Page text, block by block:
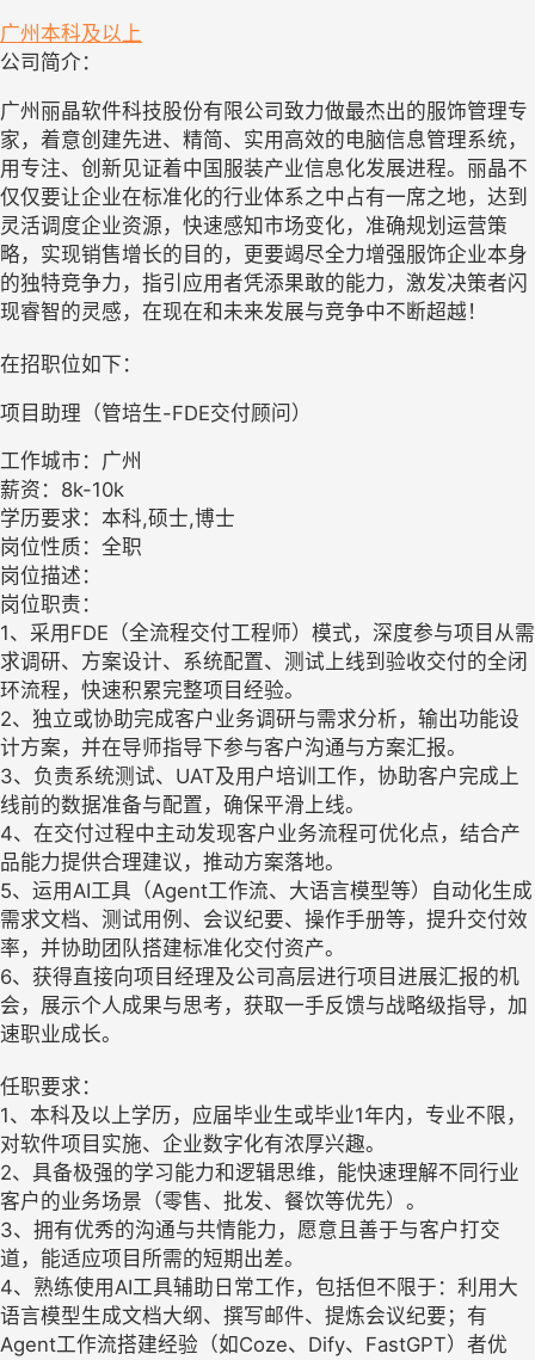
广州 本科及以上
公司简介：
广州丽晶软件科技股份有限公司致力做最杰出的服饰管理专
家，着意创建先进、精简、实用高效的电脑信息管理系统，
用专注、创新见证着中国服装产业信息化发展进程。丽晶不
仅仅要让企业在标准化的行业体系之中占有一席之地，达到
灵活调度企业资源，快速感知市场变化，准确规划运营策
略，实现销售增长的目的，更要竭尽全力增强服饰企业本身
的独特竞争力，指引应用者凭添果敢的能力，激发决策者闪
现睿智的灵感，在现在和未来发展与竞争中不断超越！
在招职位如下：
项目助理（管培生-FDE交付顾问）
工作城市：广州
薪资：8k-10k
学历要求：本科,硕士,博士
岗位性质：全职
岗位描述：
岗位职责：
1、采用FDE（全流程交付工程师）模式，深度参与项目从需
求调研、方案设计、系统配置、测试上线到验收交付的全闭
环流程，快速积累完整项目经验。
2、独立或协助完成客户业务调研与需求分析，输出功能设
计方案，并在导师指导下参与客户沟通与方案汇报。
3、负责系统测试、UAT及用户培训工作，协助客户完成上
线前的数据准备与配置，确保平滑上线。
4、在交付过程中主动发现客户业务流程可优化点，结合产
品能力提供合理建议，推动方案落地。
5、运用AI工具（Agent工作流、大语言模型等）自动化生成
需求文档、测试用例、会议纪要、操作手册等，提升交付效
率，并协助团队搭建标准化交付资产。
6、获得直接向项目经理及公司高层进行项目进展汇报的机
会，展示个人成果与思考，获取一手反馈与战略级指导，加
速职业成长。
任职要求：
1、本科及以上学历，应届毕业生或毕业1年内，专业不限，
对软件项目实施、企业数字化有浓厚兴趣。
2、具备极强的学习能力和逻辑思维，能快速理解不同行业
客户的业务场景（零售、批发、餐饮等优先）。
3、拥有优秀的沟通与共情能力，愿意且善于与客户打交
道，能适应项目所需的短期出差。
4、熟练使用AI工具辅助日常工作，包括但不限于：利用大
语言模型生成文档大纲、撰写邮件、提炼会议纪要；有
Agent工作流搭建经验（如Coze、Dify、FastGPT）者优